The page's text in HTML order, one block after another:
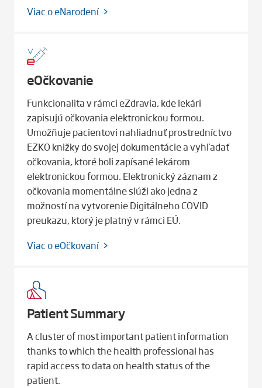
Viac o eNarodení
eOčkovanie
Funkcionalita v rámci eZdravia, kde lekári
zapisujú očkovania elektronickou formou.
Umožňuje pacientovi nahliadnuť prostredníctvo
EZKO knižky do svojej dokumentácie a vyhľadať
očkovania, ktoré boli zapísané lekárom
elektronickou formou. Elektronický záznam z
očkovania momentálne slúži ako jedna z
možností na vytvorenie Digitálneho COVID
preukazu, ktorý je platný v rámci EÚ.
Viac o eOčkovaní
Patient Summary
A cluster of most important patient information
thanks to which the health professional has
rapid access to data on health status of the
patient.